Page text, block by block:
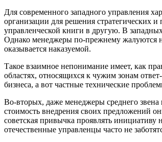
Для современного западного управления
организации для решения стратегических
управленческой книги в другую. В
Однако менеджеры по-прежнему жалуются
оказывается наказуемой.
Такое взаимное непонимание имеет, как
областях, относящихся к чужим зонам
бизнеса, а вот частные технические
Во-вторых, даже менеджеры среднего
стоимость внедрения своих предложений
советская привычка проявлять
отечественные управленцы часто не